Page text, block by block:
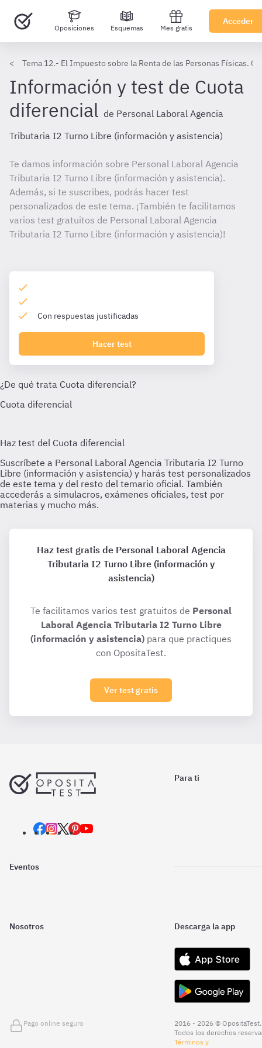
Oposiciones Esquemas Mes gratis
Acceder
Tema 12.- El Impuesto sobre la Renta de las Personas Físicas.
Información y test de Cuota
diferencial de Personal Laboral Agencia
Tributaria I2 Turno Libre (información y asistencia)
Te damos información sobre Personal Laboral Agencia
Tributaria I2 Turno Libre (información y asistencia).
Además, si te suscribes, podrás hacer test
personalizados de este tema. ¡También te facilitamos
varios test gratuitos de Personal Laboral Agencia
Tributaria I2 Turno Libre (información y asistencia)!
Con respuestas justificadas
Hacer test
Haz test gratis de Personal Laboral Agencia
Tributaria I2 Turno Libre (información y
asistencia)
Te facilitamos varios test gratuitos de Personal
Laboral Agencia Tributaria I2 Turno Libre
(información y asistencia) para que practiques
con OpositaTest.
Ver test gratis
Para ti
Eventos
Nosotros Descarga la app
Pago online seguro
2016 - 2026 © OpositaTest.
Todos los derechos
Términos y